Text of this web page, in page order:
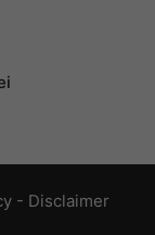
- Disclaimer